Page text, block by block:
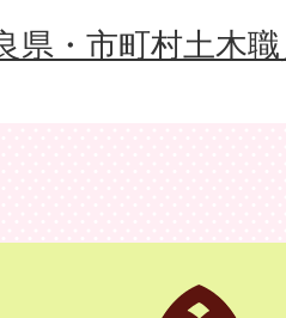
県・市町村土木